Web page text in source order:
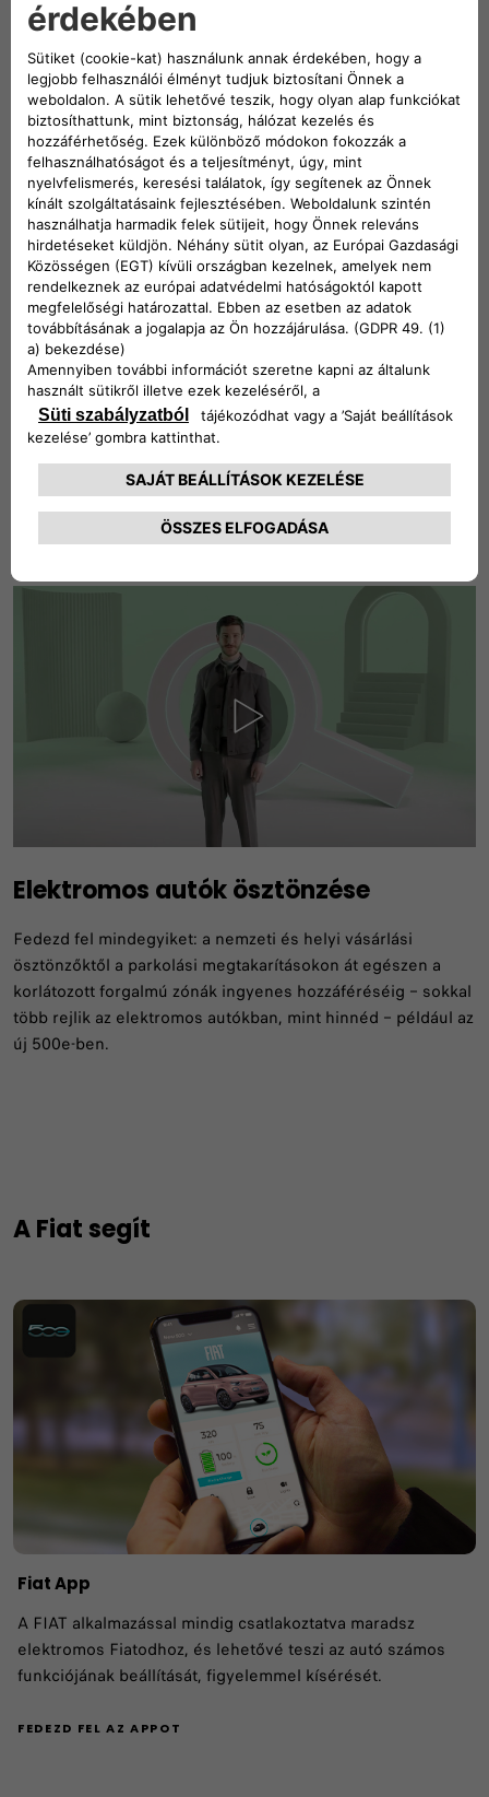
Teljesen elektromos autó, nulla CO2-
kibocsátás
Mindenekelőtt nulla CO2- és egyéb gázkibocsátást jelent – ​​
és ez nem kevés. Így vezetheted az Új 500e-at, élvezve
minden percét a fedélzeten, teljes élvezettel és nagyon
könnyű szívvel.
Elektromos autók ösztönzése
Fedezd fel mindegyiket: a nemzeti és helyi vásárlási
ösztönzőktől a parkolási megtakarításokon át egészen a
korlátozott forgalmú zónák ingyenes hozzáféréséig – sokkal
több rejlik az elektromos autókban, mint hinnéd – például az
új 500e-ben.
A Fiat segít
Fiat App
A FIAT alkalmazással mindig csatlakoztatva maradsz
elektromos Fiatodhoz, és lehetővé teszi az autó számos
funkciójának beállítását, figyelemmel kísérését.
FEDEZD FEL AZ APPOT